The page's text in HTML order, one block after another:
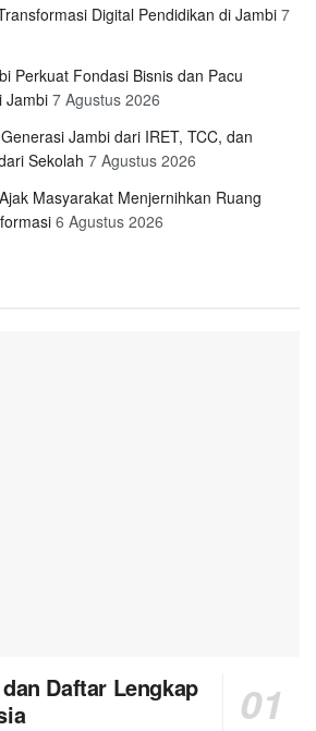
Digital Pendidikan di Jambi 7
Perkuat Fondasi Bisnis dan Pacu
Jambi 7 Agustus 2026
Jambi dari IRET, TCC, dan
Sekolah 7 Agustus 2026
Masyarakat Menjernihkan Ruang
6 Agustus 2026
Daftar Lengkap